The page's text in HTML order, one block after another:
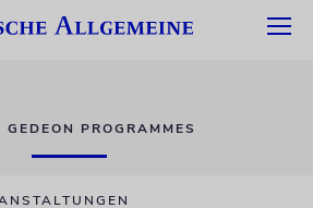
PROGRAMMES